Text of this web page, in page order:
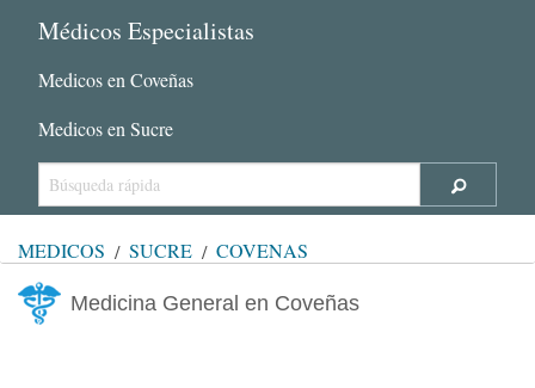
Médicos Especialistas
Medicos en Coveñas
Medicos en Sucre
MÉDICOS SUCRE COVEÑAS
Medicina General en Coveñas